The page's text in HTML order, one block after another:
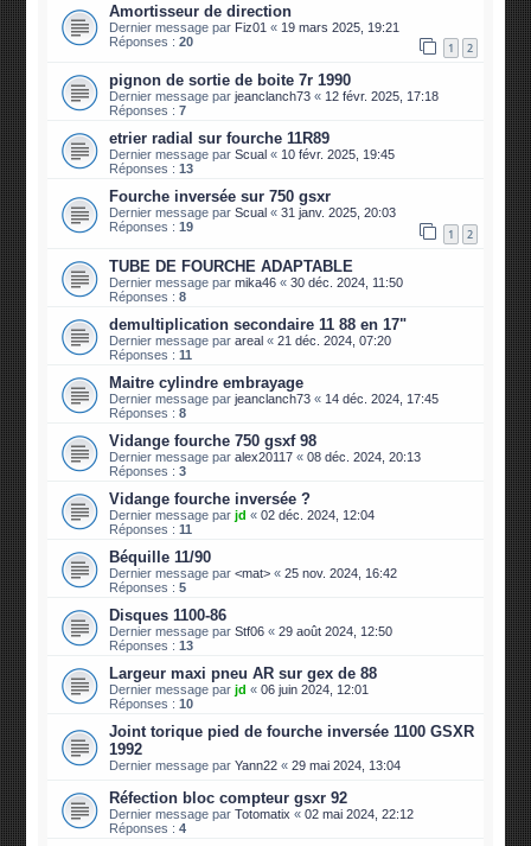
Amortisseur de direction
Dernier message par Fiz01 « 19 mars 2025, 19:21
Réponses :20 1 2
pignon de sortie de boite 7r 1990
Dernier message parjeanclanch73 «12 févr. 2025, 17:18
Réponses :7
etrier radial sur fourche 11R89
Dernier message parScual «10 févr. 2025, 19:45
Réponses :13
Fourche inversée sur 750 gsxr
Dernier message parScual «31 janv. 2025, 20:03
Réponses :19 1 2
TUBE DE FOURCHE ADAPTABLE
Dernier message parmika46 «30 déc. 2024, 11:50
Réponses :8
demultiplication secondaire 11 88 en 17"
Dernier message parareal «21 déc. 2024, 07:20
Réponses :11
Maitre cylindre embrayage
Dernier message parjeanclanch73 « 14 déc. 2024, 17:45
Réponses :8
Vidange fourche 750 gsxf 98
Dernier message paralex20117 «08 déc. 2024, 20:13
Réponses :3
Vidange fourche inversée ?
Dernier message parjd «02 déc. 2024, 12:04
Réponses :11
Béquille 11/90
Dernier message par<mat> «25 nov. 2024, 16:42
Réponses :5
Disques 1100-86
Dernier message parStf06 «29 août 2024, 12:50
Réponses :13
Largeur maxi pneu AR sur gex de 88
Dernier message parjd «06 juin 2024, 12:01
Réponses :10
Joint torique pied de fourche inversée 1100 GSXR
1992
Dernier message parYann22 «29 mai 2024, 13:04
Réfection bloc compteur gsxr 92
Dernier message parTotomatix «02 mai 2024, 22:12
Réponses :4